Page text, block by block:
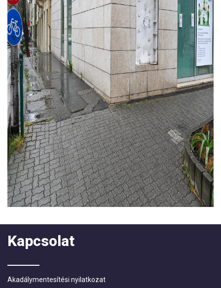
Kapcsolat
Akadálymentesítési nyilatkozat